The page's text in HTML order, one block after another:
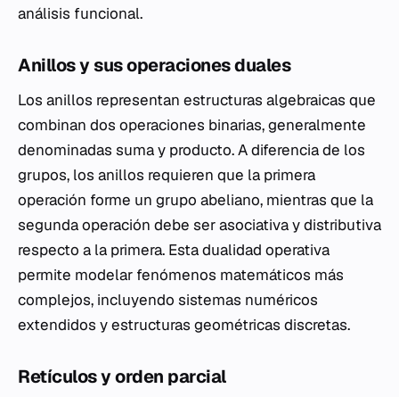
análisis funcional.
Anillos y sus operaciones duales
Los anillos representan estructuras algebraicas que
combinan dos operaciones binarias, generalmente
denominadas suma y producto. A diferencia de los
grupos, los anillos requieren que la primera
operación forme un grupo abeliano, mientras que la
segunda operación debe ser asociativa y distributiva
respecto a la primera. Esta dualidad operativa
permite modelar fenómenos matemáticos más
complejos, incluyendo sistemas numéricos
extendidos y estructuras geométricas discretas.
Retículos y orden parcial